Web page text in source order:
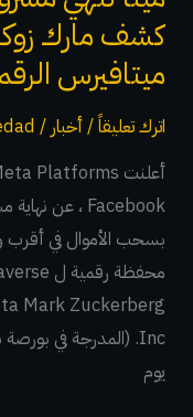
كشف مارك
ميتافيرس
اترك تعليقاً/أخبار /
بسحب الأموال في أقرب
يوم
زوكربيرج
النقاب
عن
محفظة
الرقمية